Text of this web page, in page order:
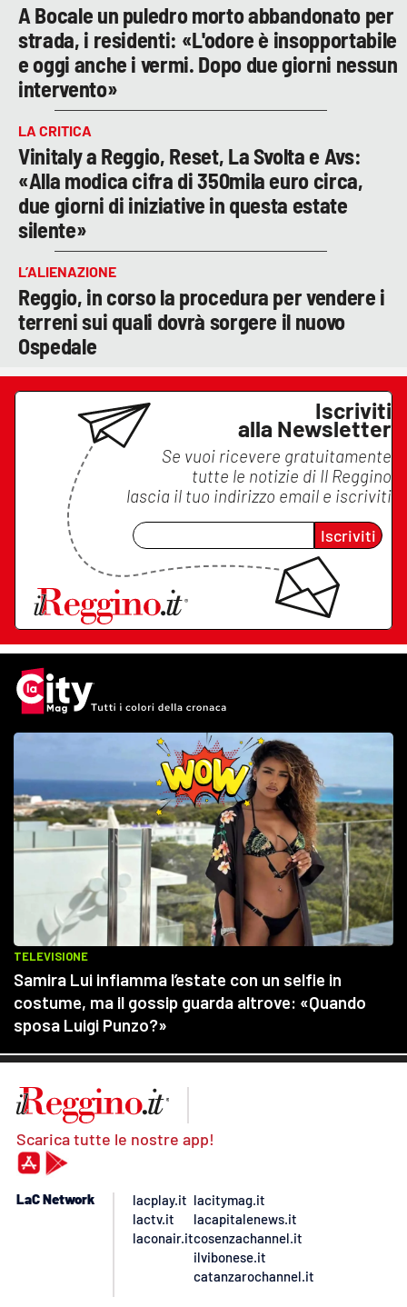
A Bocale un puledro morto abbandonato per
strada, i residenti: «L'odore è insopportabile
e oggi anche i vermi. Dopo due giorni nessun
intervento»
LA CRITICA
Vinitaly a Reggio, Reset, La Svolta e Avs:
«Alla modica cifra di 350mila euro circa,
due giorni di iniziative in questa estate
silente»
L’ALIENAZIONE
Reggio, in corso la procedura per vendere i
terreni sui quali dovrà sorgere il nuovo
Ospedale
Iscriviti
alla Newsletter
Se vuoi ricevere gratuitamente
tutte le notizie di Il Reggino
lascia il tuo indirizzo email e iscriviti
Iscriviti
Scarica tutte le nostre app!
LaC Network
lacplay.it
lactv.it
laconair.it
lacitymag.it
lacapitalenews.it
cosenzachannel.it
ilvibonese.it
catanzarochannel.it